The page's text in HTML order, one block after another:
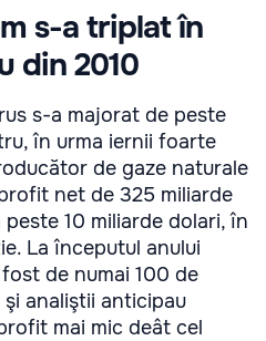
s-a triplat în
din 2010
s-a majorat de peste
în urma iernii foarte
de gaze naturale
net de 325 miliarde
10 miliarde dolari, în
La începutul anului
de numai 100 de
analiştii anticipau
mai mic deât cel